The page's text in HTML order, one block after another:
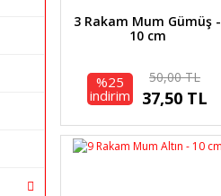
3 Rakam Mum Gümüş -
10 cm
%25
indirim
50,00 TL
37,50 TL